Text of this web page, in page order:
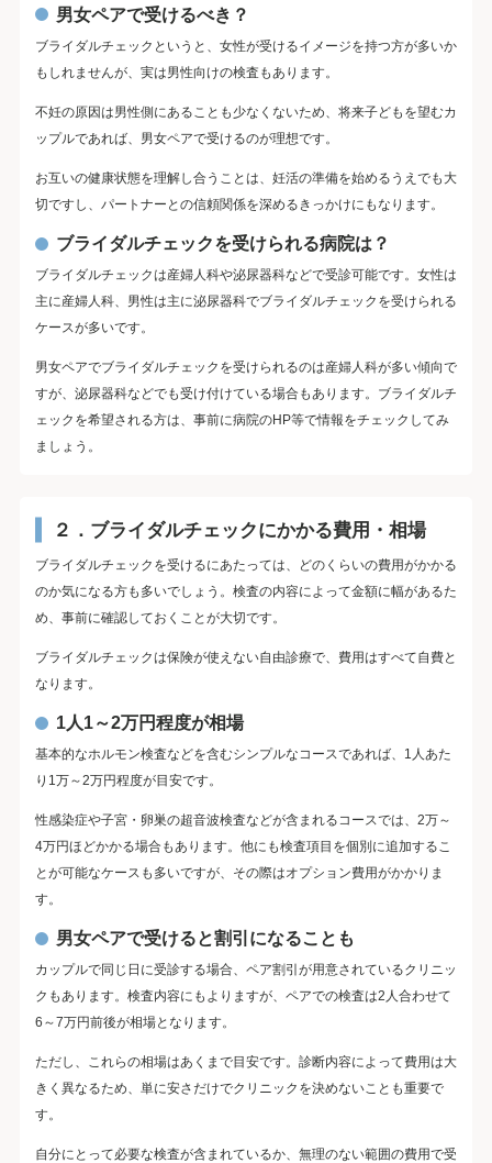
男女ペアで受けるべき？
ブライダルチェックというと、女性が受けるイメージを持つ方が多いか
もしれませんが、実は男性向けの検査もあります。
不妊の原因は男性側にあることも少なくないため、将来子どもを望むカ
ップルであれば、男女ペアで受けるのが理想です。
お互いの健康状態を理解し合うことは、妊活の準備を始めるうえでも大
切ですし、パートナーとの信頼関係を深めるきっかけにもなります。
ブライダルチェックを受けられる病院は？
ブライダルチェックは産婦人科や泌尿器科などで受診可能です。女性は
主に産婦人科、男性は主に泌尿器科でブライダルチェックを受けられる
ケースが多いです。
男女ペアでブライダルチェックを受けられるのは産婦人科が多い傾向で
すが、泌尿器科などでも受け付けている場合もあります。ブライダルチ
ェックを希望される方は、事前に病院のHP等で情報をチェックしてみ
ましょう。
２．ブライダルチェックにかかる費用・相場
ブライダルチェックを受けるにあたっては、どのくらいの費用がかかる
のか気になる方も多いでしょう。検査の内容によって金額に幅があるた
め、事前に確認しておくことが大切です。
ブライダルチェックは保険が使えない自由診療で、費用はすべて自費と
なります。
1人1～2万円程度が相場
基本的なホルモン検査などを含むシンプルなコースであれば、1人あた
り1万～2万円程度が目安です。
性感染症や子宮・卵巣の超音波検査などが含まれるコースでは、2万～
4万円ほどかかる場合もあります。他にも検査項目を個別に追加するこ
とが可能なケースも多いですが、その際はオプション費用がかかりま
す。
男女ペアで受けると割引になることも
カップルで同じ日に受診する場合、ペア割引が用意されているクリニッ
クもあります。検査内容にもよりますが、ペアでの検査は2人合わせて
6～7万円前後が相場となります。
ただし、これらの相場はあくまで目安です。診断内容によって費用は大
きく異なるため、単に安さだけでクリニックを決めないことも重要で
す。
自分にとって必要な検査が含まれているか、無理のない範囲の費用で受